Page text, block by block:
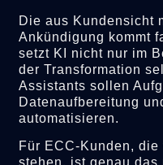
Die aus Kundensicht
Ankündigung kommt
setzt KI nicht nur im
der Transformation
Assistants sollen
Datenaufbereitung
automatisieren.
Für ECC-Kunden,
stehen, ist genau